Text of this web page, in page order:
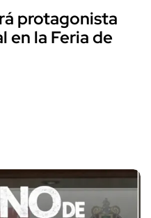
protagonista
en la Feria de